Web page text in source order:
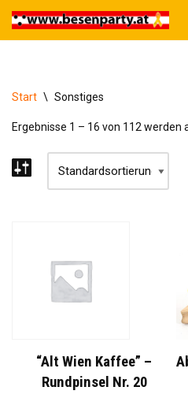
Zum
Start \ Sonstiges
Ergebnisse 1 – 16 von 112 werden
“Alt Wien Kaffee” –
Rundpinsel Nr. 20